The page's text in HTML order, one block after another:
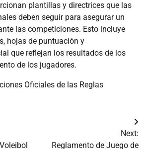
plantillas y directrices que las
deben seguir para asegurar un
las competiciones. Esto incluye
hojas de puntuación y
que reflejan los resultados de los
de los jugadores.
Oficiales de las Reglas
Next:
Reglamento de Juego de